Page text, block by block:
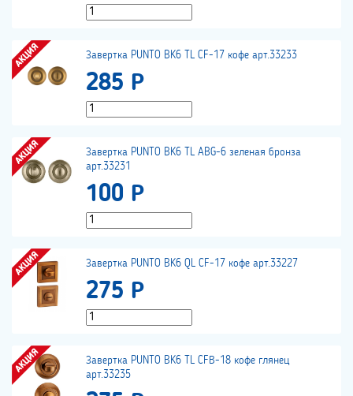
Завертка PUNTO BK6 TL CF-17 кофе арт.33233
285 Р
Завертка PUNTO BK6 TL ABG-6 зеленая бронза
арт.33231
100 Р
Завертка PUNTO BK6 QL CF-17 кофе арт.33227
275 Р
Завертка PUNTO BK6 TL CFВ-18 кофе глянец
арт.33235